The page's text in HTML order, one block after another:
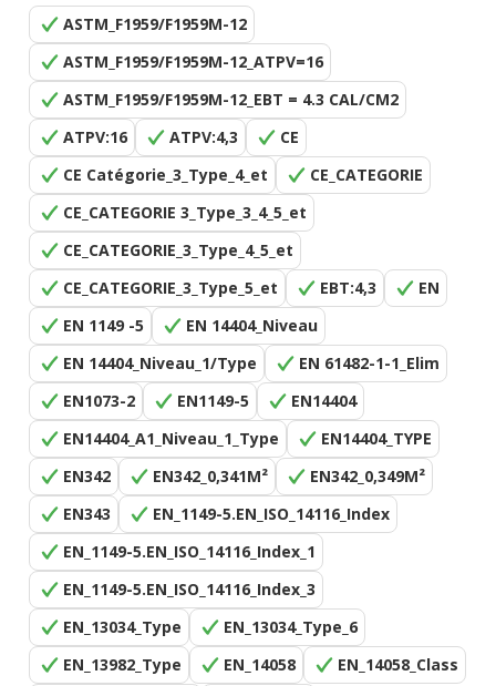
ASTM_F1959/F1959M-12
ASTM_F1959/F1959M-12_ATPV=16
ASTM_F1959/F1959M-12_EBT = 4.3 CAL/CM2
ATPV:16
ATPV:4,3
CE
CE Catégorie_3_Type_4_et
CE_CATEGORIE
CE_CATEGORIE 3_Type_3_4_5_et
CE_CATEGORIE_3_Type_4_5_et
CE_CATEGORIE_3_Type_5_et
EBT:4,3
EN
EN 1149 -5
EN 14404_Niveau
EN 14404_Niveau_1/Type
EN 61482-1-1_Elim
EN1073-2
EN1149-5
EN14404
EN14404_A1_Niveau_1_Type
EN14404_TYPE
EN342
EN342_0,341M²
EN342_0,349M²
EN343
EN_1149-5.EN_ISO_14116_Index
EN_1149-5.EN_ISO_14116_Index_1
EN_1149-5.EN_ISO_14116_Index_3
EN_13034_Type
EN_13034_Type_6
EN_13982_Type
EN_14058
EN_14058_Class